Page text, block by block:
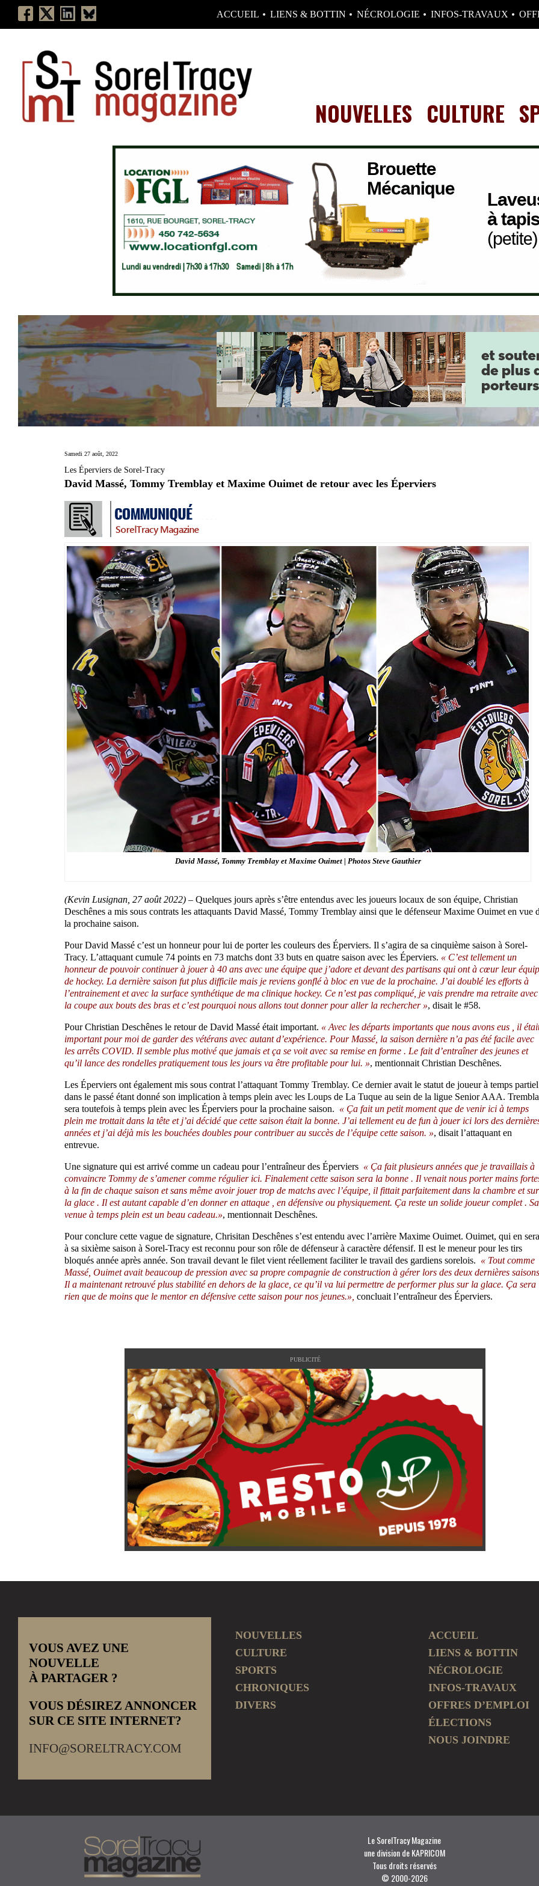
ACCUEIL LIENS & BOTTIN NÉCROLOGIE INFOS-TRAVAUX
NOUVELLES CULTURE
Samedi 27 août, 2022
Les Éperviers de Sorel-Tracy
David Massé, Tommy Tremblay et Maxime Ouimet de retour avec les Éperviers
David Massé, Tommy Tremblay et Maxime Ouimet | Photos Steve Gauthier
(Kevin Lusignan, 27 août 2022) – Quelques jours après s’être entendus avec les joueurs locaux de son équipe, Christian
Deschênes a mis sous contrats les attaquants David Massé, Tommy Tremblay ainsi que le défenseur Maxime Ouimet en vue
la prochaine saison.
Pour David Massé c’est un honneur pour lui de porter les couleurs des Éperviers. Il s’agira de sa cinquième saison à Sorel-
Tracy. L’attaquant cumule 74 points en 73 matchs dont 33 buts en quatre saison avec les Éperviers. « C’est tellement un
honneur de pouvoir continuer à jouer à 40 ans avec une équipe que j’adore et devant des partisans qui ont à cœur leur
de hockey. La dernière saison fut plus difficile mais je reviens gonflé à bloc en vue de la prochaine. J’ai doublé les efforts à
l’entrainement et avec la surface synthétique de ma clinique hockey. Ce n’est pas compliqué, je vais prendre ma retraite avec
la coupe aux bouts des bras et c’est pourquoi nous allons tout donner pour aller la rechercher », disait le #58.
Pour Christian Deschênes le retour de David Massé était important. « Avec les départs importants que nous avons eus , il
important pour moi de garder des vétérans avec autant d’expérience. Pour Massé, la saison dernière n’a pas été facile avec
les arrêts COVID. Il semble plus motivé que jamais et ça se voit avec sa remise en forme . Le fait d’entraîner des jeunes et
qu’il lance des rondelles pratiquement tous les jours va être profitable pour lui. », mentionnait Christian Deschênes.
Les Éperviers ont également mis sous contrat l’attaquant Tommy Tremblay. Ce dernier avait le statut de joueur à temps partiel
dans le passé étant donné son implication à temps plein avec les Loups de La Tuque au sein de la ligue Senior AAA.
sera toutefois à temps plein avec les Éperviers pour la prochaine saison. « Ça fait un petit moment que de venir ici à temps
plein me trottait dans la tête et j’ai décidé que cette saison était la bonne. J’ai tellement eu de fun à jouer ici lors des
années et j’ai déjà mis les bouchées doubles pour contribuer au succès de l’équipe cette saison. », disait l’attaquant en
entrevue.
Une signature qui est arrivé comme un cadeau pour l’entraîneur des Éperviers « Ça fait plusieurs années que je travaillais à
convaincre Tommy de s’amener comme régulier ici. Finalement cette saison sera la bonne . Il venait nous porter mains
à la fin de chaque saison et sans même avoir jouer trop de matchs avec l’équipe, il fittait parfaitement dans la chambre et sur
la glace . Il est autant capable d’en donner en attaque , en défensive ou physiquement. Ça reste un solide joueur complet . Sa
venue à temps plein est un beau cadeau.», mentionnait Deschênes.
Pour conclure cette vague de signature, Chrisitan Deschênes s’est entendu avec l’arrière Maxime Ouimet. Ouimet, qui en sera
à sa sixième saison à Sorel-Tracy est reconnu pour son rôle de défenseur à caractère défensif. Il est le meneur pour les tirs
bloqués année après année. Son travail devant le filet vient réellement faciliter le travail des gardiens sorelois. « Tout comme
Massé, Ouimet avait beaucoup de pression avec sa propre compagnie de construction à gérer lors des deux dernières
Il a maintenant retrouvé plus stabilité en dehors de la glace, ce qu’il va lui permettre de performer plus sur la glace. Ça sera
rien que de moins que le mentor en défensive cette saison pour nos jeunes.», concluait l’entraîneur des Éperviers.
PUBLICITÉ
VOUS AVEZ UNE
NOUVELLE
À PARTAGER ?
VOUS DÉSIREZ ANNONCER
SUR CE SITE INTERNET?
INFO@SORELTRACY.COM
NOUVELLES
CULTURE
SPORTS
CHRONIQUES
DIVERS
ACCUEIL
LIENS & BOTTIN
NÉCROLOGIE
INFOS-TRAVAUX
OFFRES D’EMPLOI
ÉLECTIONS
NOUS JOINDRE
Le SorelTracy Magazine
une division de KAPRICOM
Tous droits réservés
© 2000-2026